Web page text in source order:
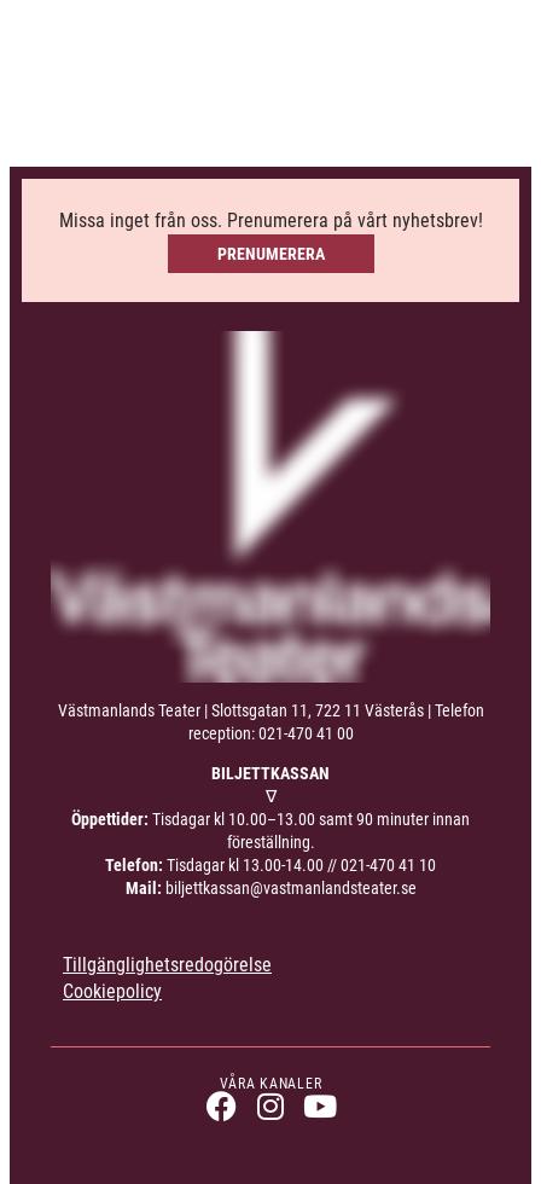
Missa inget från oss. Prenumerera på vårt nyhetsbrev!
PRENUMERERA
Västmanlands Teater | Slottsgatan 11, 722 11 Västerås | Telefon
reception: 021-470 41 00
BILJETTKASSAN
∇
Öppettider: Tisdagar kl 10.00–13.00 samt 90 minuter innan
föreställning.
Telefon: Tisdagar kl 13.00-14.00 //021-470 41 10
Mail: biljettkassan@vastmanlandsteater.se
Tillgänglighetsredogörelse
Cookiepolicy
VÅRA KANALER